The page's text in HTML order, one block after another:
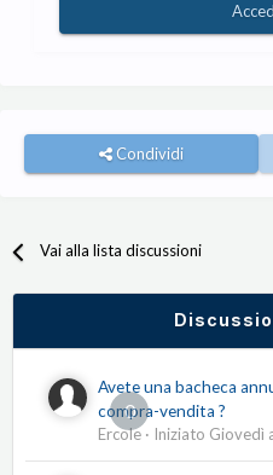
Condividi
Vai alla lista discussioni
0
Avete una bacheca
compra-vendita ?
Ercole · Iniziato Giovedì